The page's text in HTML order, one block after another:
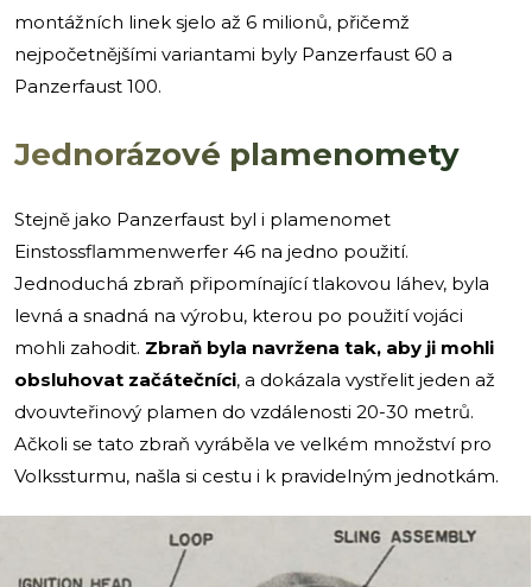
montážních linek sjelo až 6 milionů, přičemž
nejpočetnějšími variantami byly Panzerfaust 60 a
Panzerfaust 100.
Jednorázové plamenomety
Stejně jako Panzerfaust byl i plamenomet
Einstossflammenwerfer 46 na jedno použití.
Jednoduchá zbraň připomínající tlakovou láhev, byla
levná a snadná na výrobu, kterou po použití vojáci
mohli zahodit. Zbraň byla navržena tak, aby ji mohli
obsluhovat začátečníci, a dokázala vystřelit jeden až
dvouvteřinový plamen do vzdálenosti 20-30 metrů.
Ačkoli se tato zbraň vyráběla ve velkém množství pro
Volkssturmu, našla si cestu i k pravidelným jednotkám.